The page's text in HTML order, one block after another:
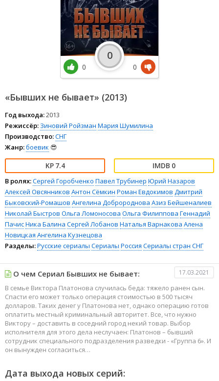
«Бывших не бывает» (2013)
Год выхода:2013
Режиссёр: Зиновий Ройзман Мария Шумилина
Производство:СНГ
Жанр:боевик 😎
7.4 0
В ролях:Сергей Горобченко Павел Трубинер Юрий Назаров
Алексей Овсянников Антон Сёмкин Роман Евдокимов Дмитрий
Быковский-Ромашов Ангелина Добророднова Азиз Бейшеналиев
Николай Быстров Ольга Ломоносова Ольга Филиппова Геннадий
ПачисНика Балина Сергей Лобанов Наталья Варнакова Алена
Новицкая Ангелина Кузнецова
Разделы:Русские сериалы Сериалы Россия Сериалы стран СНГ
0
0
0
О чем Сериал Бывших не бывает: 17.03.2021
В семье Виктора Платонова случилась беда: тяжело ранен сын.
Спасти его может только операция стоимостью в 500 тысяч
долларов. Таких денег у Платонова нет, однако операцию готов
оплатить местный криминальный авторитет. Все, что нужно
Виктору – доставить в соседний город некий товар. Выбор
исполнителя для этого дела неслучаен: Платонов – бывший
сотрудник специального подразделения разведки - «Группа 6». И
он вынужден согласиться…
Дата выхода новых серий: